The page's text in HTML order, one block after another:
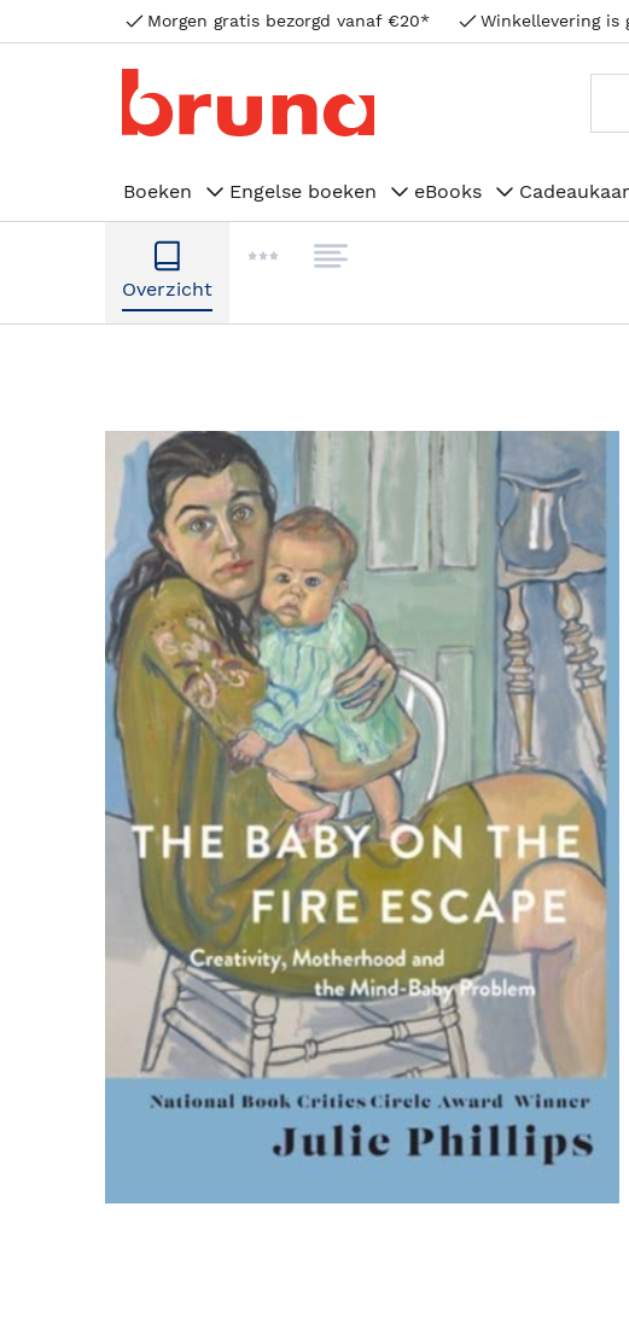
Morgen gratis bezorgd vanaf €20* Winkellevering is
Boeken Engelse boeken eBooks
Overzicht